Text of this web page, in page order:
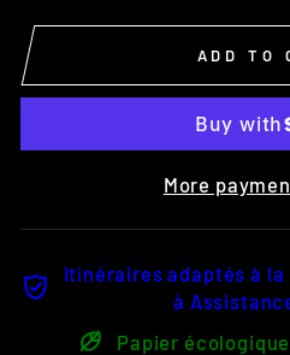
ADD TO
More
Itinéraires adaptés à la
à
Papier